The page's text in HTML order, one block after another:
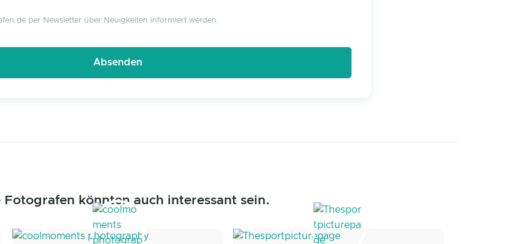
per Newsletter über Neuigkeiten informiert werden.
Fotografen könnten auch interessant sein.